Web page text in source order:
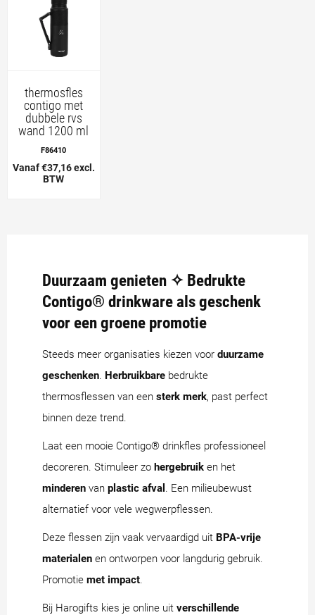
thermosfles
contigo met
dubbele rvs
wand 1200 ml
F86410
Vanaf €37,16 excl.
BTW
Duurzaam genieten ✧ Bedrukte
Contigo® drinkware als geschenk
voor een groene promotie
Steeds meer organisaties kiezen voor duurzame
geschenken. Herbruikbare bedrukte
thermosflessen van een sterk merk, past perfect
binnen deze trend.
Laat een mooie Contigo® drinkfles professioneel
decoreren. Stimuleer zo hergebruik en het
minderen van plastic afval . Een milieubewust
alternatief voor vele wegwerpflessen.
Deze flessen zijn vaak vervaardigd uit BPA-vrije
materialen en ontworpen voor langdurig gebruik.
Promotie met impact.
Bij Harogifts kies je online uit verschillende